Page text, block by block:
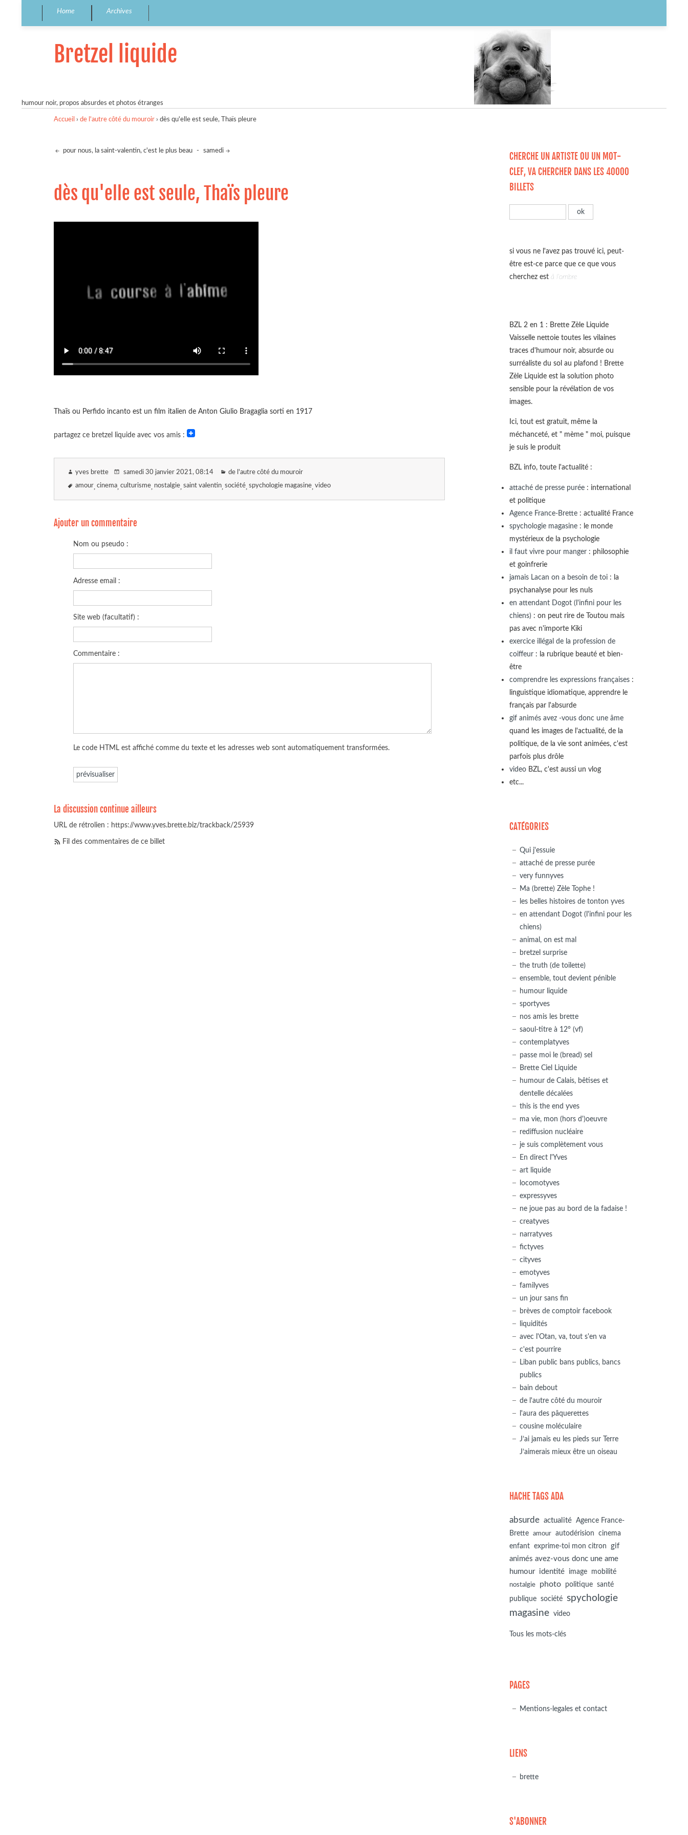
Home Archives
Bretzel liquide
humour noir, propos absurdes et photos étranges
Accueil › de l'autre côté du mouroir › dès qu'elle est seule, Thaïs pleure
pour nous, la saint-valentin, c'est le plus beau - samedi
dès qu'elle est seule, Thaïs pleure
Thaïs ou Perfido incanto est un film italien de Anton Giulio Bragaglia sorti en 1917
partagez ce bretzel liquide avec vos amis :
yves brette samedi 30 janvier 2021 , 08:14 de l'autre côté du mouroir
amour cinema culturisme nostalgie saint valentin société spychologie magasine video
Ajouter un commentaire
Nom ou pseudo :
Adresse email :
Site web (facultatif) :
Commentaire :
Le code HTML est affiché comme du texte et les adresses web sont automatiquement transformées.
La discussion continue ailleurs
URL de rétrolien : https://www.yves.brette.biz/trackback/25939
Fil des commentaires de ce billet
CHERCHE UN ARTISTE OU UN MOT-
CLEF, VA CHERCHER DANS LES 40000
BILLETS
si vous ne l'avez pas trouvé ici, peut-
être est-ce parce que ce que vous
cherchez està l'ombre
BZL 2 en 1 : Brette Zèle Liquide
Vaisselle nettoie toutes les vilaines
traces d'humour noir, absurde ou
surréaliste du sol au plafond ! Brette
Zèle Liquide est la solution photo
sensible pour la révélation de vos
images.
Ici, tout est gratuit, même la
méchanceté, et " mème " moi, puisque
je suis le produit
BZL info, toute l'actualité :
attaché de presse purée : international
et politique
Agence France-Brette : actualité France
spychologie magasine : le monde
mystérieux de la psychologie
il faut vivre pour manger : philosophie
et goinfrerie
jamais Lacan on a besoin de toi : la
psychanalyse pour les nuls
en attendant Dogot (l'infini pour les
chiens) : on peut rire de Toutou mais
pas avec n'importe Kiki
exercice illégal de la profession de
coiffeur : la rubrique beauté et bien-
être
comprendre les expressions françaises :
linguistique idiomatique, apprendre le
français par l'absurde
gif animés avez -vous donc une âme
quand les images de l'actualité, de la
politique, de la vie sont animées, c'est
parfois plus drôle
video BZL, c'est aussi un vlog
etc...
CATÉGORIES
Qui j'essuie
attaché de presse purée
very funnyves
Ma (brette) Zèle Tophe !
les belles histoires de tonton yves
en attendant Dogot (l'infini pour les
chiens)
animal, on est mal
bretzel surprise
the truth (de toilette)
ensemble, tout devient pénible
humour liquide
sportyves
nos amis les brette
saoul-titre à 12° (vf)
contemplatyves
passe moi le (bread) sel
Brette Ciel Liquide
humour de Calais, bêtises et
dentelle décalées
this is the end yves
ma vie, mon (hors d')oeuvre
rediffusion nucléaire
je suis complètement vous
En direct l'Yves
art liquide
locomotyves
expressyves
ne joue pas au bord de la fadaise !
creatyves
narratyves
fictyves
cityves
emotyves
familyves
un jour sans fin
brèves de comptoir facebook
liquidités
avec l'Otan, va, tout s'en va
c'est pourrire
Liban public bans publics, bancs
publics
bain debout
de l'autre côté du mouroir
l'aura des pâquerettes
cousine moléculaire
J’ai jamais eu les pieds sur Terre
J’aimerais mieux être un oiseau
HACHE TAGS ADA
absurde actualité Agence France-
Brette
amour autodérision
cinema
enfant exprime-toi mon citron
gif
animés avez-vous donc une ame
humour identité image mobilité
nostalgie photo politique santé
publique société spychologie
magasine video
Tous les mots-clés
PAGES
Mentions-legales et contact
LIENS
brette
S'ABONNER